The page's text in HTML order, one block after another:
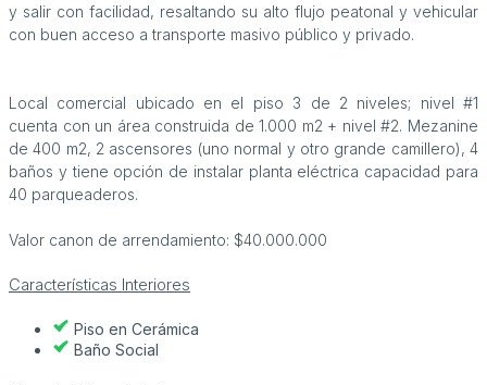
y salir con facilidad, resaltando su alto flujo peatonal y vehicular
con buen acceso a transporte masivo público y privado.
Local comercial ubicado en el piso 3 de 2 niveles; nivel #1
cuenta con un área construida de 1.000 m2 + nivel #2. Mezanine
de 400 m2, 2 ascensores (uno normal y otro grande camillero), 4
baños y tiene opción de instalar planta eléctrica capacidad para
40 parqueaderos.
Valor canon de arrendamiento: $40.000.000
Características Interiores
Piso en Cerámica
Baño Social